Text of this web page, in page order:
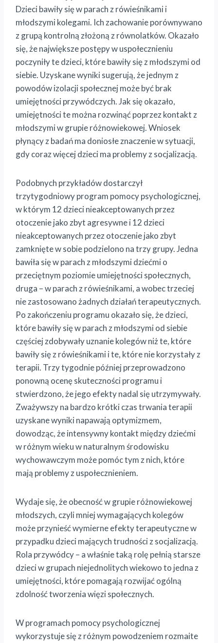
Dzieci bawiły się w parach z rówieśnikami i
młodszymi kolegami. Ich zachowanie porównywano
z grupą kontrolną złożoną z równolatków. Okazało
się, że największe postępy w uspołecznieniu
poczyniły te dzieci, które bawiły się z młodszymi od
siebie. Uzyskane wyniki sugerują, że jednym z
powodów izolacji społecznej może być brak
umiejętności przywódczych. Jak się okazało,
umiejętności te można rozwinąć poprzez kontakt z
młodszymi w grupie różnowiekowej. Wniosek
płynący z badań ma doniosłe znaczenie w sytuacji,
gdy coraz więcej dzieci ma problemy z socjalizacją.
Podobnych przykładów dostarczył
trzytygodniowy program pomocy psychologicznej,
w którym 12 dzieci nieakceptowanych przez
otoczenie jako zbyt agresywne i 12 dzieci
nieakceptowanych przez otoczenie jako zbyt
zamknięte w sobie podzielono na trzy grupy. Jedna
bawiła się w parach z młodszymi dziećmi o
przeciętnym poziomie umiejętności społecznych,
druga – w parach z rówieśnikami, a wobec trzeciej
nie zastosowano żadnych działań terapeutycznych.
Po zakończeniu programu okazało się, że dzieci,
które bawiły się w parach z młodszymi od siebie
częściej zdobywały uznanie kolegów niż te, które
bawiły się z rówieśnikami i te, które nie korzystały z
terapii. Trzy tygodnie później przeprowadzono
ponowną ocenę skuteczności programu i
stwierdzono, że jego efekty nadal się utrzymywały.
Zważywszy na bardzo krótki czas trwania terapii
uzyskane wyniki napawają optymizmem,
dowodząc, że intensywny kontakt między dziećmi
w różnym wieku w naturalnym środowisku
wychowawczym może pomóc tym z nich, które
mają problemy z uspołecznieniem.
Wydaje się, że obecność w grupie różnowiekowej
młodszych, czyli mniej wymagających kolegów
może przynieść wymierne efekty terapeutyczne w
przypadku dzieci mających trudności z socjalizacją.
Rola przywódcy – a właśnie taką rolę pełnią starsze
dzieci w grupach niejednolitych wiekowo to jedna z
umiejętności, które pomagają rozwijać ogólną
zdolność tworzenia więzi społecznych.
W programach pomocy psychologicznej
wykorzystuje się z różnym powodzeniem rozmaite